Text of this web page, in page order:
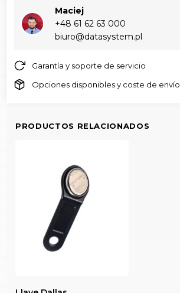
Maciej
+48 61 62 63 000‬
biuro@datasystem.pl
Garantía y soporte de servicio
Opciones disponibles y coste de envío
PRODUCTOS RELACIONADOS